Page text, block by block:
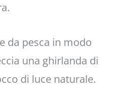
da pesca in modo
una ghirlanda di
di luce naturale.